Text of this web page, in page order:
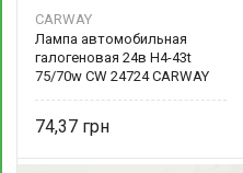
CARWAY
Лампа автомобильная
галогеновая 24в Н4-43t
75/70w CW 24724 CARWAY
74,37